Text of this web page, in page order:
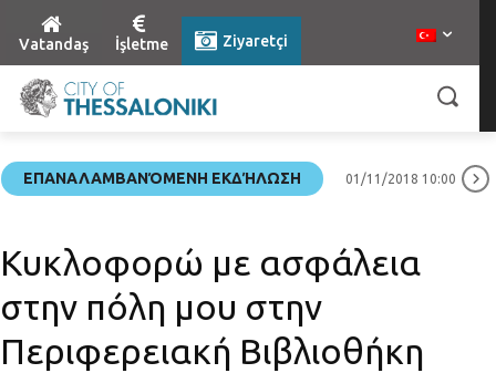
Vatandaş İşletme Ziyaretçi
ΕΠΑΝΑΛΑΜΒΑΝΌΜΕΝΗ ΕΚΔΉΛΩΣΗ 01/11/2018 10:00
Κυκλοφορώ με ασφάλεια
στην πόλη μου στην
Περιφερειακή Βιβλιοθήκη